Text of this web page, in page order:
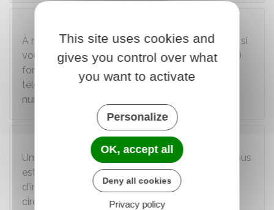
À réception de votre certificat d'immatriculation, si
vous détenez une carte nationale d'identité (CNI)
format carte bancaire, vous pouvez également
télécharger votre certificat d'immatriculation
numérique dans l'application France identité
Un certificat provisoire d'immatriculation (CPI) vous
est remis à l'issue de votre démarche
d'immatriculation sur le siteANTS . Vous pouvez
circuler
pendant 1 mois, uniquement en
This site uses cookies and
gives you control over what
you want to activate
Personalize
OK, accept all
Deny all cookies
Privacy policy